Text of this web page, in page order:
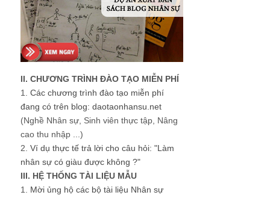
II. CHƯƠNG TRÌNH ĐÀO TẠO MIỄN PHÍ
1. Các chương trình đào tạo miễn phí
đang có trên blog: daotaonhansu.net
(Nghề Nhân sự, Sinh viên thực tập, Nâng
cao thu nhập ...)
2. Ví dụ thực tế trả lời cho câu hỏi: "Làm
nhân sự có giàu được không ?"
III. HỆ THỐNG TÀI LIỆU MẪU
1. Mời ủng hộ các bộ tài liệu Nhân sự